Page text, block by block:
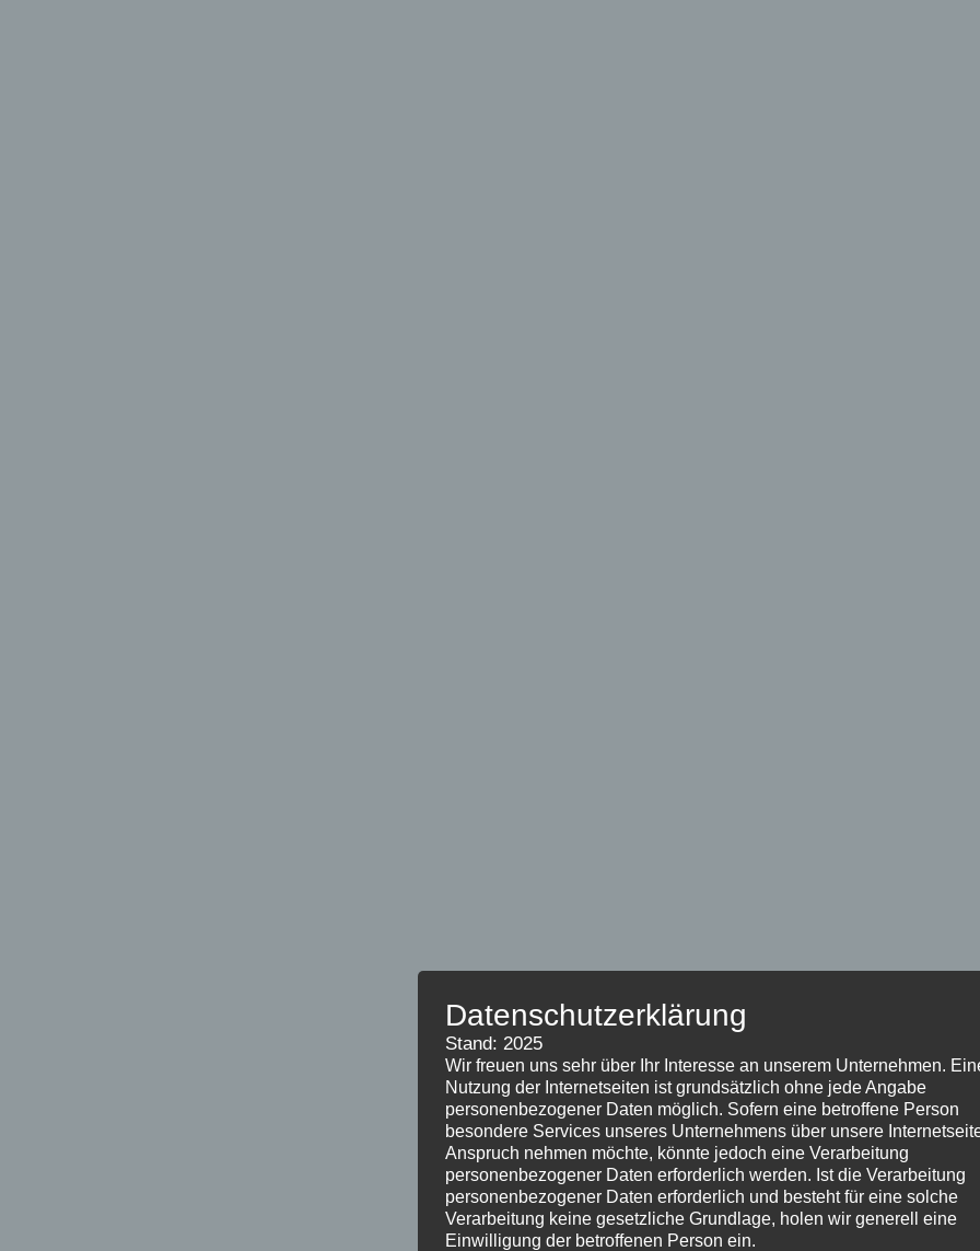
Datenschutzerklärung
Stand: 2025
Wir freuen uns sehr über Ihr Interesse an unserem Unternehmen.
Nutzung der Internetseiten ist grundsätzlich ohne jede Angabe
personenbezogener Daten möglich. Sofern eine betroffene Person
besondere Services unseres Unternehmens über unsere
Anspruch nehmen möchte, könnte jedoch eine Verarbeitung
personenbezogener Daten erforderlich werden. Ist die Verarbeitung
personenbezogener Daten erforderlich und besteht für eine solche
Verarbeitung keine gesetzliche Grundlage, holen wir generell eine
Einwilligung der betroffenen Person ein.